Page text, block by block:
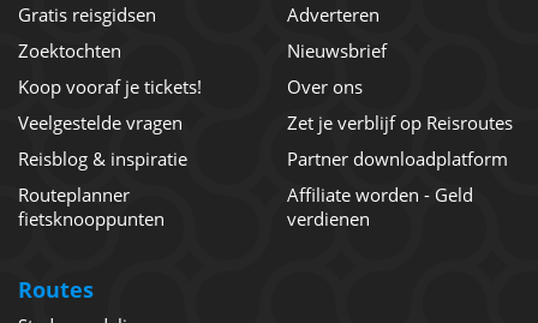
Gratis reisgidsen
Zoektochten
Koop vooraf je tickets!
Veelgestelde vragen
Reisblog & inspiratie
Routeplanner
fietsknooppunten
Adverteren
Nieuwsbrief
Over ons
Zet je verblijf op Reisroutes
Partner downloadplatform
Affiliate worden - Geld
verdienen
Routes